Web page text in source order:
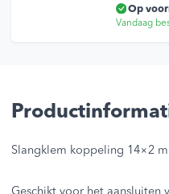
Op
Vandaag
Slangklem koppeling 14×2
Geschikt voor het aansluiten